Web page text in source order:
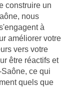
construire un
nous
à
améliorer votre
vers votre
être réactifs et
ce qui
quels que